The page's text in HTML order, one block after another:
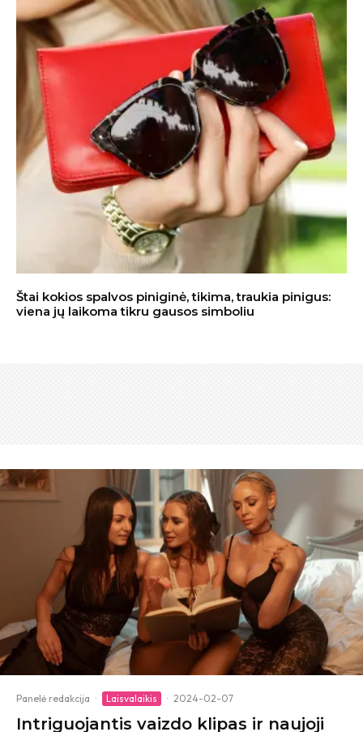
Štai kokios spalvos piniginė, tikima, traukia pinigus:
viena jų laikoma tikru gausos simboliu
Panelė redakcija · Laisvalaikis · 2024-02-07
Intriguojantis vaizdo klipas ir naujoji